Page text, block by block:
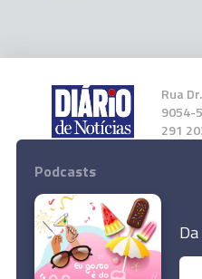
Rua
9054-
291
Instale
Podcasts